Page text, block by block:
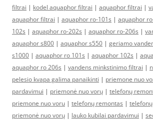
filtrai | kodel aquaphor filtrai | aquaphor filtrai |
aquaphor filtrai | aquaphor ro-101s | aquaphor
102s | aquaphor ro-202s | aquaphor ro-206s |
aquaphor s800 | aquaphor s550 | geriamo
s1000 | aquaphor ro 101s | aquaphor 102s |
aquaphor ro 206s | vandens minkstinimo filtrai |
pelesio kvapa galima panaikinti | priemone nuo
pardavimui | priemonė nuo vorų | telefonų
priemone nuo voru | telefonų remontas |
priemonė nuo vorų | lauko kubilai pardavimui |